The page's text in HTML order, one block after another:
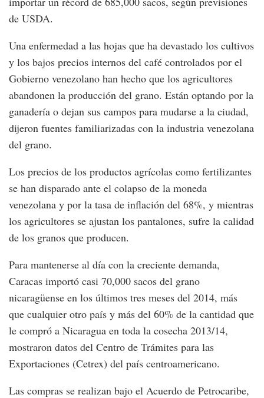
de USDA.
Una enfermedad a las hojas que ha devastado los cultivos
y los bajos precios internos del café controlados por el
Gobierno venezolano han hecho que los agricultores
abandonen la producción del grano. Están optando por la
ganadería o dejan sus campos para mudarse a la ciudad,
dijeron fuentes familiarizadas con la industria venezolana
del grano.
Los precios de los productos agrícolas como fertilizantes
se han disparado ante el colapso de la moneda
venezolana y por la tasa de inflación del 68%, y mientras
los agricultores se ajustan los pantalones, sufre la calidad
de los granos que producen.
Para mantenerse al día con la creciente demanda,
Caracas importó casi 70,000 sacos del grano
nicaragüense en los últimos tres meses del 2014, más
que cualquier otro país y más del 60% de la cantidad que
le compró a Nicaragua en toda la cosecha 2013/14,
mostraron datos del Centro de Trámites para las
Exportaciones (Cetrex) del país centroamericano.
Las compras se realizan bajo el Acuerdo de Petrocaribe,